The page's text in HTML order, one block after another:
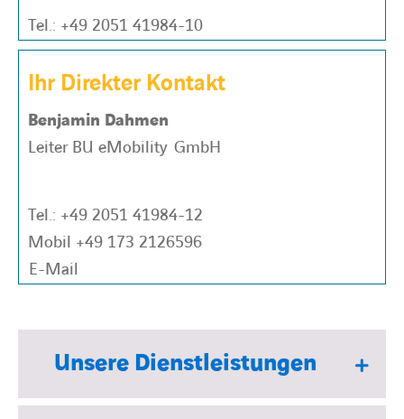
Tel.: +49 2051 41984-10
Ihr Direkter Kontakt
Benjamin Dahmen
Leiter BU eMobility GmbH
Tel.: +49 2051 41984-12
Mobil +49 173 2126596
E-Mail
Unsere Dienstleistungen